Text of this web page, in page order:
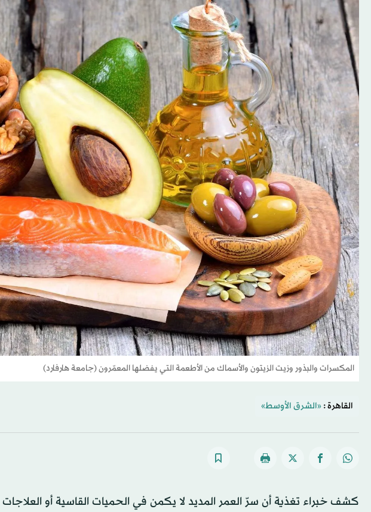
المكسرات والبذور وزيت الزيتون والأسماك من الأطعمة التي يفضلها المعمّرون (جامعة هارفارد)
القاهرة : «الشرق الأوسط»
كشف خبراء تغذية أن سرّ العمر المديد لا يكمن في الحميات القاسية أو